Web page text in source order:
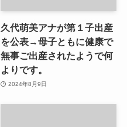
久代萌美アナが第１子出産
を公表→母子ともに健康で
無事ご出産されたようで何
よりです。
2024年8月9日